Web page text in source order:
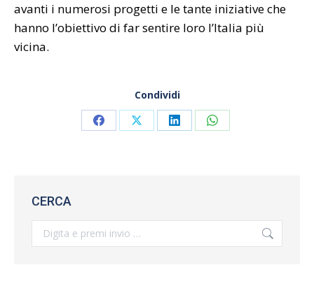
avanti i numerosi progetti e le tante iniziative che
hanno l’obiettivo di far sentire loro l’Italia più
vicina.
Condividi
Share Share Share Share
CERCA
Search: